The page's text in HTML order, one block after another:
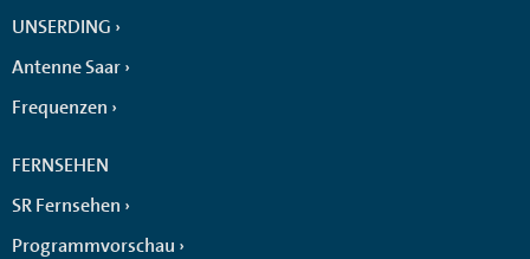
UNSERDING
Antenne Saar
Frequenzen
FERNSEHEN
SR Fernsehen
Programmvorschau